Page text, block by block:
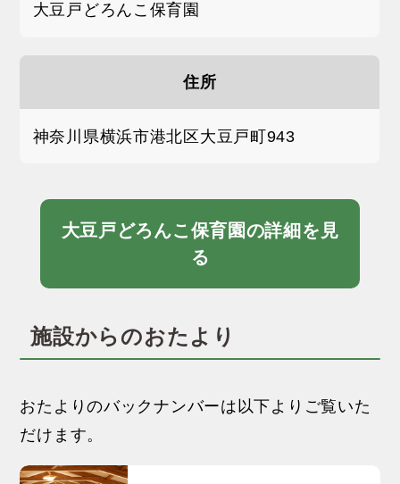
大豆戸どろんこ保育園
住所
神奈川県横浜市港北区大豆戸町943
大豆戸どろんこ保育園の詳細を見
る
施設からのおたより
おたよりのバックナンバーは以下よりご覧いた
だけます。